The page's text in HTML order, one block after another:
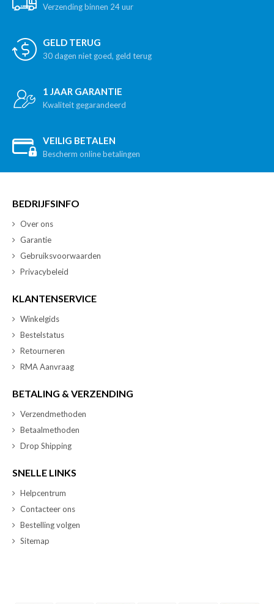
Verzending binnen 24 uur
GELD TERUG
30 dagen niet goed, geld terug
1 JAAR GARANTIE
Kwaliteit gegarandeerd
VEILIG BETALEN
Bescherm online betalingen
BEDRIJFSINFO
Over ons
Garantie
Gebruiksvoorwaarden
Privacybeleid
KLANTENSERVICE
Winkelgids
Bestelstatus
Retourneren
RMA Aanvraag
BETALING & VERZENDING
Verzendmethoden
Betaalmethoden
Drop Shipping
SNELLE LINKS
Helpcentrum
Contacteer ons
Bestelling volgen
Sitemap